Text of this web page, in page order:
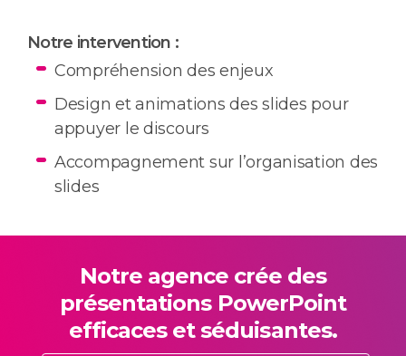
Notre intervention :
Compréhension des enjeux
Design et animations des slides pour
appuyer le discours
Accompagnement sur l’organisation des
slides
Notre agence crée des
présentations PowerPoint
efficaces et séduisantes.